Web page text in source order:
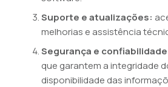
Suporte e atualizações:
melhorias e assistência
Segurança e
que garantem a integridade
disponibilidade das